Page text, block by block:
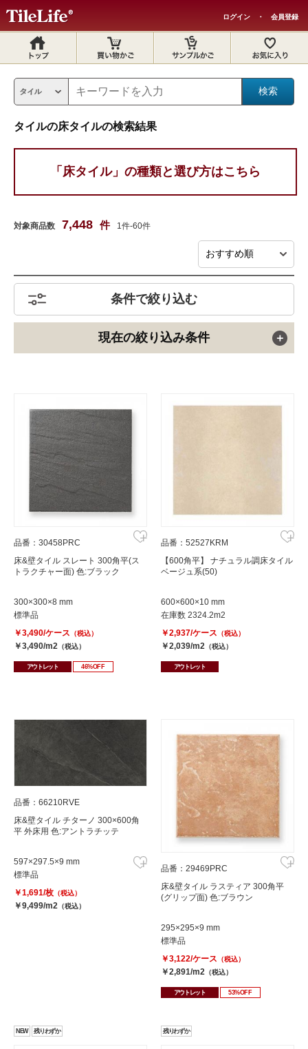
ログイン ・ 会員登録
タイルの床タイルの検索結果
「床タイル」の種類と選び方はこちら
対象商品数 7,448 件 1件-60件
条件で絞り込む
現在の絞り込み条件
品番：30458PRC
床&壁タイル スレート 300角平(ス
トラクチャー面) 色:ブラック
300×300×8 mm
標準品
￥3,490/ケース （税込）
￥3,490/m2 （税込）
アウトレット 46%OFF
品番：52527KRM
【600角平】 ナチュラル調床タイル
ベージュ系(50)
600×600×10 mm
在庫数 2324.2m2
￥2,937/ケース （税込）
￥2,039/m2 （税込）
アウトレット
品番：66210RVE
床&壁タイル チターノ 300×600角
平 外床用 色:アントラチッテ
597×297.5×9 mm
標準品
￥1,691/枚 （税込）
￥9,499/m2 （税込）
品番：29469PRC
床&壁タイル ラスティア 300角平
(グリップ面) 色:ブラウン
295×295×9 mm
標準品
￥3,122/ケース （税込）
￥2,891/m2 （税込）
アウトレット 53%OFF
NEW 残りわずか 残りわずか